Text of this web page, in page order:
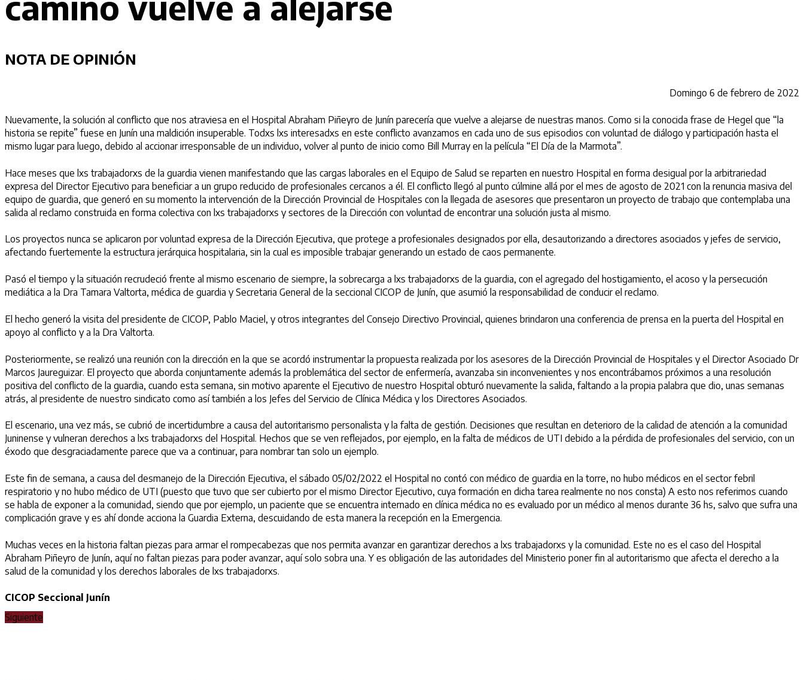
NOTA DE OPINIÓN
Domingo 6 de febrero de 2022
Nuevamente, la solución al conflicto que nos atraviesa en el Hospital Abraham Piñeyro de Junín parecería que vuelve a alejarse de nuestras manos. Como si la conocida frase de Hegel que “la
historia se repite” fuese en Junín una maldición insuperable. Todxs lxs interesadxs en este conflicto avanzamos en cada uno de sus episodios con voluntad de diálogo y participación hasta el
mismo lugar para luego, debido al accionar irresponsable de un individuo, volver al punto de inicio como Bill Murray en la película “El Día de la Marmota”.
Hace meses que lxs trabajadorxs de la guardia vienen manifestando que las cargas laborales en el Equipo de Salud se reparten en nuestro Hospital en forma desigual por la arbitrariedad
expresa del Director Ejecutivo para beneficiar a un grupo reducido de profesionales cercanos a él. El conflicto llegó al punto cúlmine allá por el mes de agosto de 2021 con la renuncia masiva del
equipo de guardia, que generó en su momento la intervención de la Dirección Provincial de Hospitales con la llegada de asesores que presentaron un proyecto de trabajo que contemplaba una
salida al reclamo construida en forma colectiva con lxs trabajadorxs y sectores de la Dirección con voluntad de encontrar una solución justa al mismo.
Los proyectos nunca se aplicaron por voluntad expresa de la Dirección Ejecutiva, que protege a profesionales designados por ella, desautorizando a directores asociados y jefes de servicio,
afectando fuertemente la estructura jerárquica hospitalaria, sin la cual es imposible trabajar generando un estado de caos permanente.
Pasó el tiempo y la situación recrudeció frente al mismo escenario de siempre, la sobrecarga a lxs trabajadorxs de la guardia, con el agregado del hostigamiento, el acoso y la persecución
mediática a la Dra Tamara Valtorta, médica de guardia y Secretaria General de la seccional CICOP de Junín, que asumió la responsabilidad de conducir el reclamo.
El hecho generó la visita del presidente de CICOP, Pablo Maciel, y otros integrantes del Consejo Directivo Provincial, quienes brindaron una conferencia de prensa en la puerta del Hospital en
apoyo al conflicto y a la Dra Valtorta.
Posteriormente, se realizó una reunión con la dirección en la que se acordó instrumentar la propuesta realizada por los asesores de la Dirección Provincial de Hospitales y el Director Asociado Dr
Marcos Jaureguizar. El proyecto que aborda conjuntamente además la problemática del sector de enfermería, avanzaba sin inconvenientes y nos encontrábamos próximos a una resolución
positiva del conflicto de la guardia, cuando esta semana, sin motivo aparente el Ejecutivo de nuestro Hospital obturó nuevamente la salida, faltando a la propia palabra que dio, unas semanas
atrás, al presidente de nuestro sindicato como así también a los Jefes del Servicio de Clínica Médica y los Directores Asociados.
El escenario, una vez más, se cubrió de incertidumbre a causa del autoritarismo personalista y la falta de gestión. Decisiones que resultan en deterioro de la calidad de atención a la comunidad
Juninense y vulneran derechos a lxs trabajadorxs del Hospital. Hechos que se ven reflejados, por ejemplo, en la falta de médicos de UTI debido a la pérdida de profesionales del servicio, con un
éxodo que desgraciadamente parece que va a continuar, para nombrar tan solo un ejemplo.
Este fin de semana, a causa del desmanejo de la Dirección Ejecutiva, el sábado 05/02/2022 el Hospital no contó con médico de guardia en la torre, no hubo médicos en el sector febril
respiratorio y no hubo médico de UTI (puesto que tuvo que ser cubierto por el mismo Director Ejecutivo, cuya formación en dicha tarea realmente no nos consta) A esto nos referimos cuando
se habla de exponer a la comunidad, siendo que por ejemplo, un paciente que se encuentra internado en clínica médica no es evaluado por un médico al menos durante 36 hs, salvo que sufra una
complicación grave y es ahí donde acciona la Guardia Externa, descuidando de esta manera la recepción en la Emergencia.
Muchas veces en la historia faltan piezas para armar el rompecabezas que nos permita avanzar en garantizar derechos a lxs trabajadorxs y la comunidad. Este no es el caso del Hospital
Abraham Piñeyro de Junín, aquí no faltan piezas para poder avanzar, aquí solo sobra una. Y es obligación de las autoridades del Ministerio poner fin al autoritarismo que afecta el derecho a la
salud de la comunidad y los derechos laborales de lxs trabajadorxs.
CICOP Seccional Junín
Siguiente